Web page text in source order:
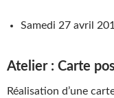
Samedi 27 avril
Atelier : Carte
Réalisation d’une